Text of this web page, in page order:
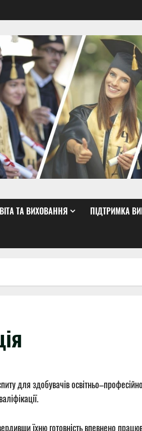
ТА ВИХОВАННЯ ПІДТРИМКА
для здобувачів
їхню готовність впевнено